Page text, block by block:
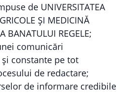
de UNIVERSITATEA
ȘI MEDICINĂ
BANATULUI REGELE;
comunicări
constante pe tot
de redactare;
de informare credibile